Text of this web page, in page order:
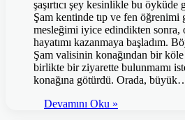
şaşırtıcı şey kesinlikle bu
Şam kentinde tıp ve fen öğrenimi
mesleğimi iyice edindikten sonra,
hayatımı kazanmaya başladım.
Şam valisinin konağından bir
birlikte bir ziyarette bulunmamı
konağına götürdü. Orada,
Devamını Oku »